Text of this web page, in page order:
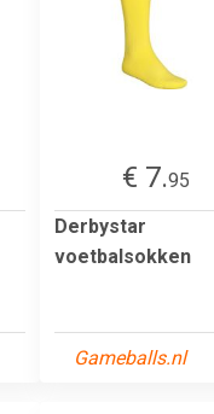
€ 7.95
Derbystar
voetbalsokken
Gameballs.nl